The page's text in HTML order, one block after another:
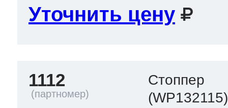
Уточнить цену
1112
Стоппер
(WP132115)